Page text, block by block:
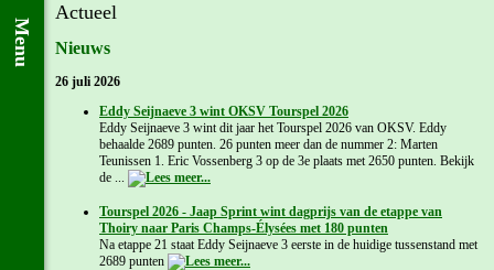
Menu
Actueel
Nieuws
26 juli 2026
Eddy Seijnaeve 3 wint OKSV Tourspel 2026
Eddy Seijnaeve 3 wint dit jaar het Tourspel 2026 van OKSV. Eddy
behaalde 2689 punten. 26 punten meer dan de nummer 2: Marten
Teunissen 1. Eric Vossenberg 3 op de 3e plaats met 2650 punten. Bekijk
de ...
Tourspel 2026 - Jaap Sprint wint dagprijs van de etappe van
Thoiry naar Paris Champs-Élysées met 180 punten
Na etappe 21 staat Eddy Seijnaeve 3 eerste in de huidige tussenstand met
2689 punten